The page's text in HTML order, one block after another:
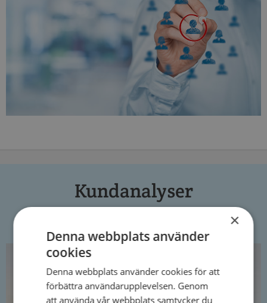
Kundanalyser
×
Denna webbplats använder
cookies
Denna webbplats använder cookies för att
förbättra användarupplevelsen. Genom
att använda vår webbplats samtycker du